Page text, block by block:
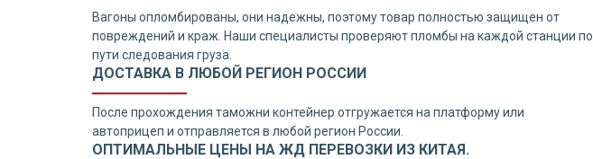
Вагоны опломбированы, они надежны, поэтому товар полностью защищен от
повреждений и краж. Наши специалисты проверяют пломбы на каждой станции по
пути следования груза.
ДОСТАВКА В ЛЮБОЙ РЕГИОН РОССИИ
После прохождения таможни контейнер отгружается на платформу или
автоприцеп и отправляется в любой регион России.
ОПТИМАЛЬНЫЕ ЦЕНЫ НА ЖД ПЕРЕВОЗКИ ИЗ КИТАЯ.